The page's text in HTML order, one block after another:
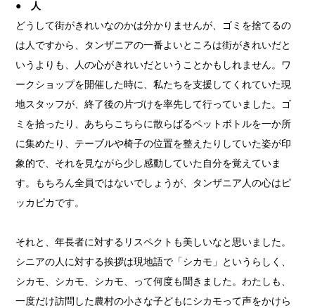
● 人
どうして街がきれいなのかは分かりませんが、ゴミを捨てるの
は人ですから、タンザニアの一番よいところは街がきれいだと
いうよりも、人の心がきれいだということかもしれません。ワ
ークショップを開催した時に、私たちを支援してくれていた現
地スタッフが、終了後の片づけを率先して行っていました。ゴ
ミを拾ったり、あちらこちらに散らばるペットボトルを一か所
に集めたり、テーブルや椅子の位置を整えたりしていた姿が印
象的で、それを見ながら少し感動していた自分を覚えていま
す。もちろん全員ではないでしょうが、タンザニア人の心はピ
ッカピカです。
それと、年長者に対するリスペクトも美しいなと思いました。
シニアの人に対する挨拶は現地語で「シカモ」というらしく、
シカモ、シカモ、シカモ、って何度も聞きました。わたしも、
一度だけ訪問した農村の小さな子どもにシカモって声をかけら